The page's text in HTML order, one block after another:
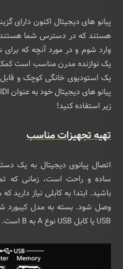
هستند که در دسترس شما
وارد شوم و در مورد آنچه که
یک نوازنده مدرن مناسب است
یک استودیوی خانگی کوچک و قابل
زیر استفاده کنید!
تهیه تجهیزات مناسب
اتصال پیانوی دیجیتال به یک
ساده و راحت است، زمانی که
باشید. ابتدا به کابلی نیاز
USB یا کابل USB نوع A به B است.